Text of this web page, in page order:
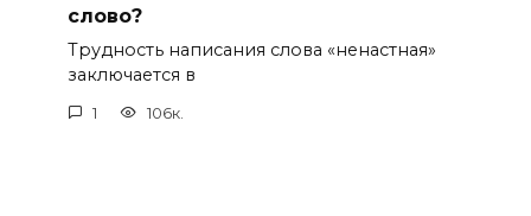
слово?
Трудность написания слова «ненастная»
заключается в
1 106к.